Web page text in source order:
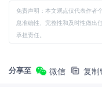
免责声明：本文观点仅代表作者
息准确性、完整性和及时性做出
承担责任。
分享至 微信 复制